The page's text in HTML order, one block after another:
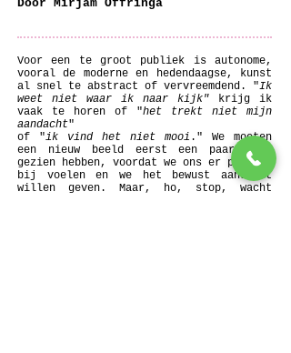
Door Mirjam Offringa
Voor een te groot publiek is autonome,
vooral de moderne en hedendaagse, kunst
al snel te abstract of vervreemdend. "Ik
weet niet waar ik naar kijk" krijg ik
vaak te horen of "het trekt niet mijn
aandacht"
of "ik vind het niet mooi ." We moeten
een nieuw beeld eerst een paar keer
gezien hebben, voordat we ons er prettig
bij voelen en we het bewust aandacht
willen geven. Maar, ho, stop, wacht